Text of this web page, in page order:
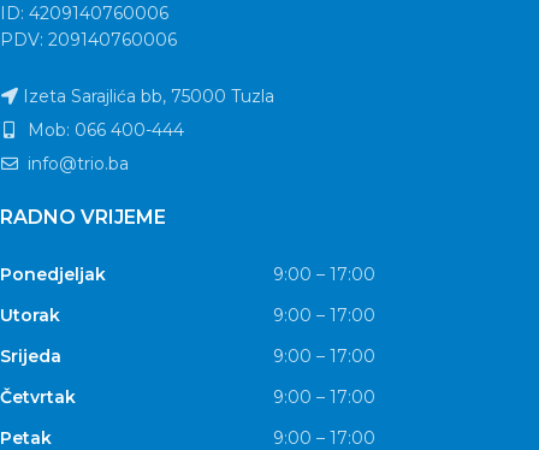
ID: 4209140760006
PDV: 209140760006
Izeta Sarajlića bb, 75000 Tuzla
Mob: 066 400-444
info@trio.ba
RADNO VRIJEME
Ponedjeljak
9:00 – 17:00
Utorak
9:00 – 17:00
Srijeda
9:00 – 17:00
Četvrtak
9:00 – 17:00
Petak
9:00 – 17:00